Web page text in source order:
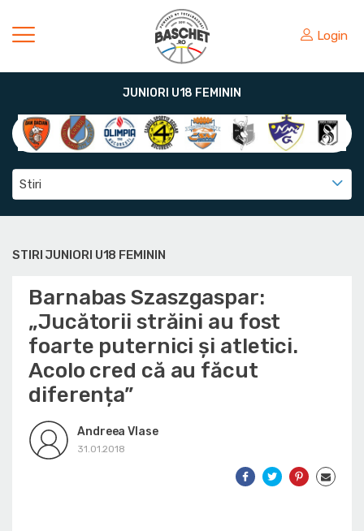
Login
JUNIORI U18 FEMININ
Stiri
STIRI JUNIORI U18 FEMININ
Barnabas Szaszgaspar:
„Jucătorii străini au fost
foarte puternici și atletici.
Acolo cred că au făcut
diferența”
Andreea Vlase
31.01.2018